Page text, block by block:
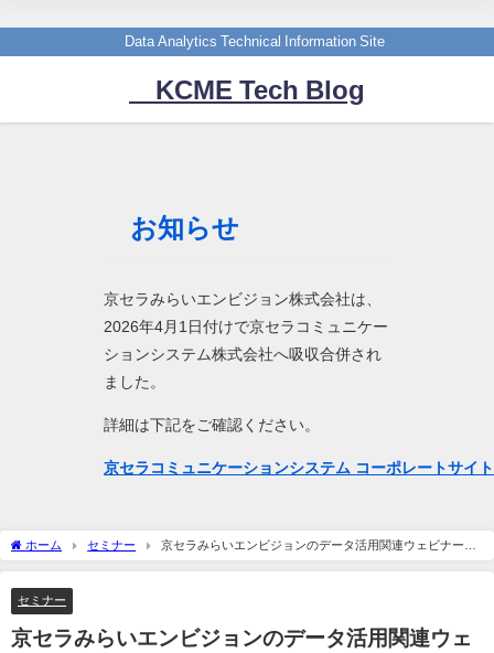
Data Analytics Technical Information Site
KCME Tech Blog
お知らせ
京セラみらいエンビジョン株式会社は、
2026年4月1日付けで京セラコミュニケー
ションシステム株式会社へ吸収合併され
ました。
詳細は下記をご確認ください。
京セラコミュニケーションシステム コーポレートサイ
ホーム セミナー
京セラみらいエンビジョンのデータ活用関連ウェビナー日
程（2026年1月）のご紹介
セミナー
京セラみらいエンビジョンのデータ活用関連ウェ